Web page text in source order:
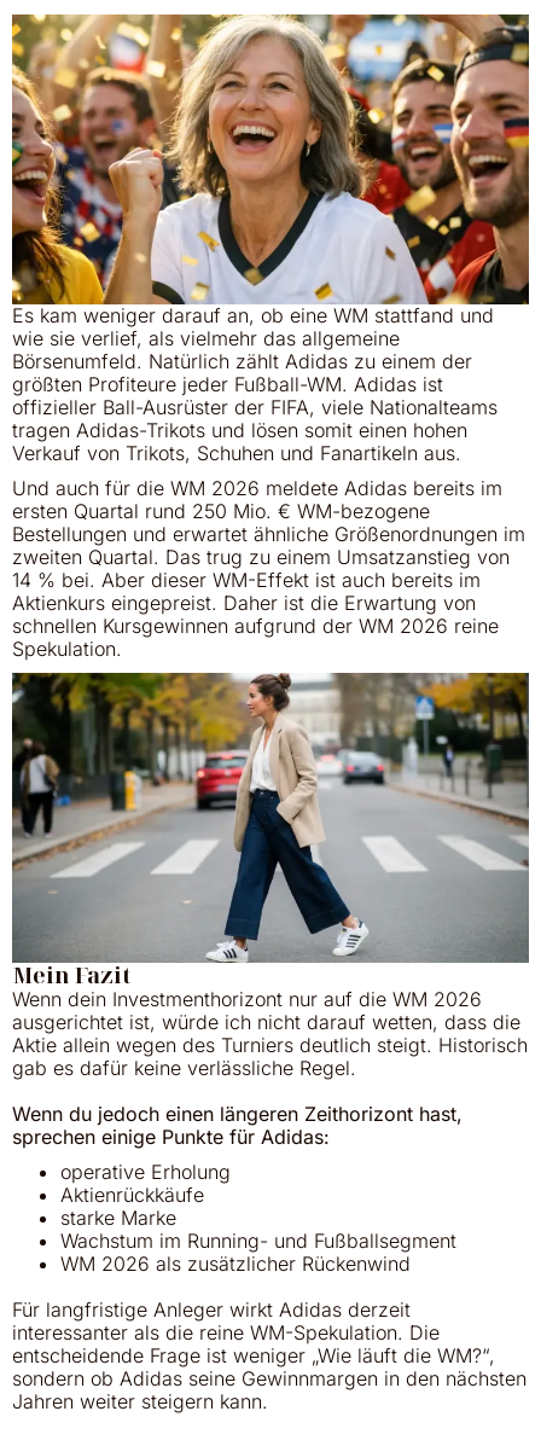
Es kam weniger darauf an, ob eine WM stattfand und
wie sie verlief, als vielmehr das allgemeine
Börsenumfeld. Natürlich zählt Adidas zu einem der
größten Profiteure jeder Fußball-WM. Adidas ist
offizieller Ball-Ausrüster der FIFA, viele Nationalteams
tragen Adidas-Trikots und lösen somit einen hohen
Verkauf von Trikots, Schuhen und Fanartikeln aus.
Und auch für die WM 2026 meldete Adidas bereits im
ersten Quartal rund 250 Mio. € WM-bezogene
Bestellungen und erwartet ähnliche Größenordnungen im
zweiten Quartal. Das trug zu einem Umsatzanstieg von
14 % bei. Aber dieser WM-Effekt ist auch bereits im
Aktienkurs eingepreist. Daher ist die Erwartung von
schnellen Kursgewinnen aufgrund der WM 2026 reine
Spekulation.
Mein Fazit
Wenn dein Investmenthorizont nur auf die WM 2026
ausgerichtet ist, würde ich nicht darauf wetten, dass die
Aktie allein wegen des Turniers deutlich steigt. Historisch
gab es dafür keine verlässliche Regel.
Wenn du jedoch einen längeren Zeithorizont hast,
sprechen einige Punkte für Adidas:
operative Erholung
Aktienrückkäufe
starke Marke
Wachstum im Running- und Fußballsegment
WM 2026 als zusätzlicher Rückenwind
Für langfristige Anleger wirkt Adidas derzeit
interessanter als die reine WM-Spekulation. Die
entscheidende Frage ist weniger „Wie läuft die WM?“,
sondern ob Adidas seine Gewinnmargen in den nächsten
Jahren weiter steigern kann.